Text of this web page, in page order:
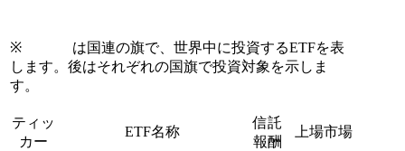
※
は国連の旗で、世界中に投資するETFを表
します。後はそれぞれの国旗で投資対象を示しま
す。
ティッ
カー
ETF名称
信託
報酬
上場市場